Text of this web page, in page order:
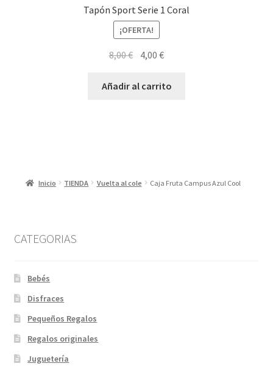
Tapón Sport Serie 1 Coral
¡OFERTA!
8,00€ El
original
4,00€El
actual
Añadir al carrito
Inicio TIENDA Vuelta al cole Caja Fruta Campus Azul Cool
CATEGORIAS
Bebés
Disfraces
Pequeños Regalos
Regalos originales
Juguetería